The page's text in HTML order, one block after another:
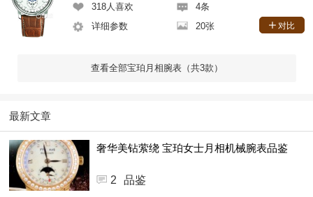
318人喜欢
4条
详细参数
20张 对比
查看全部宝珀月相腕表（共3款）
最新文章
奢华美钻萦绕 宝珀女士月相机械腕表品鉴
2 品鉴